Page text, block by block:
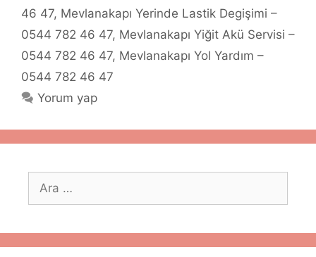
46 47, Mevlanakapı Yerinde Lastik Degişimi –
0544 782 46 47, Mevlanakapı Yiğit Akü Servisi –
0544 782 46 47, Mevlanakapı Yol Yardım –
0544 782 46 47
Yorum yap
ara